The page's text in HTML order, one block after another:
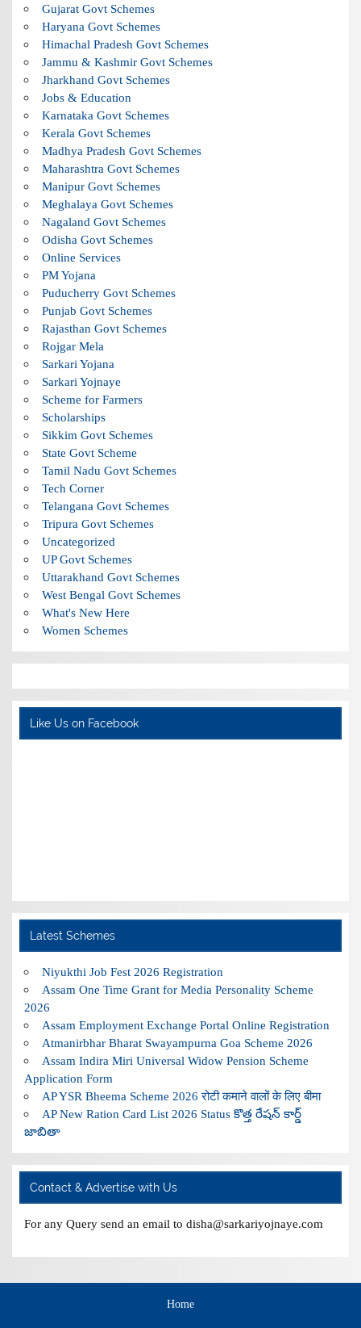
Gujarat Govt Schemes
Haryana Govt Schemes
Himachal Pradesh Govt Schemes
Jammu & Kashmir Govt Schemes
Jharkhand Govt Schemes
Jobs & Education
Karnataka Govt Schemes
Kerala Govt Schemes
Madhya Pradesh Govt Schemes
Maharashtra Govt Schemes
Manipur Govt Schemes
Meghalaya Govt Schemes
Nagaland Govt Schemes
Odisha Govt Schemes
Online Services
PM Yojana
Puducherry Govt Schemes
Punjab Govt Schemes
Rajasthan Govt Schemes
Rojgar Mela
Sarkari Yojana
Sarkari Yojnaye
Scheme for Farmers
Scholarships
Sikkim Govt Schemes
State Govt Scheme
Tamil Nadu Govt Schemes
Tech Corner
Telangana Govt Schemes
Tripura Govt Schemes
Uncategorized
UP Govt Schemes
Uttarakhand Govt Schemes
West Bengal Govt Schemes
What's New Here
Women Schemes
Like Us on Facebook
Latest Schemes
Niyukthi Job Fest 2026 Registration
Assam One Time Grant for Media Personality Scheme
2026
Assam Employment Exchange Portal Online Registration
Atmanirbhar Bharat Swayampurna Goa Scheme 2026
Assam Indira Miri Universal Widow Pension Scheme
Application Form
AP YSR Bheema Scheme 2026 रोटी कमाने वालों के लिए बीमा
AP New Ration Card List 2026 Status కొత్త రేషన్ కార్డ్
జాబితా
Contact & Advertise with Us
For any Query send an email to disha@sarkariyojnaye.com
Home